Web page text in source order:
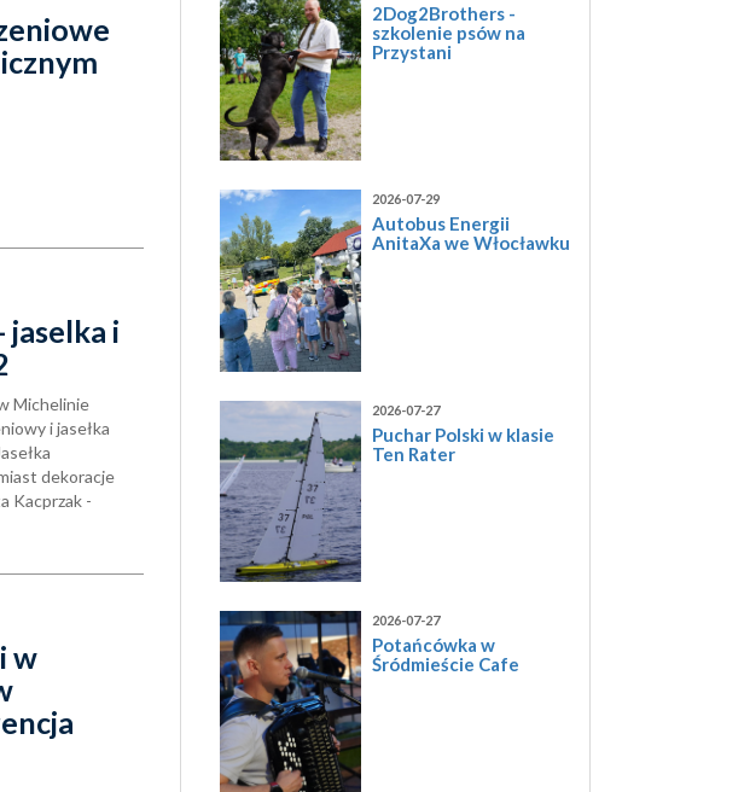
jaselka i
Michelinie
i jasełka
dekoracje
Kacprzak -
w
2Dog2Brothers -
szkolenie psów na
Przystani
2026-07-29
Autobus Energii
AnitaXa we Włocławku
2026-07-27
Puchar Polski w klasie
Ten Rater
2026-07-27
Potańcówka w
Śródmieście Cafe